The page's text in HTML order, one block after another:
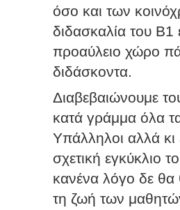
όσο και των
διδασκαλία του Β1
προαύλειο χώρο
διδάσκοντα.
Διαβεβαιώνουμε
κατά γράμμα όλα
Υπάλληλοι αλλά κι
σχετική εγκύκλιο
κανένα λόγο δε θα
τη ζωή των